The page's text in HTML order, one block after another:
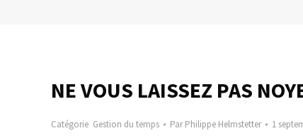
NE VOUS LAISSEZ PAS
Catégorie Gestion du temps ParPhilippe Helmstetter 1